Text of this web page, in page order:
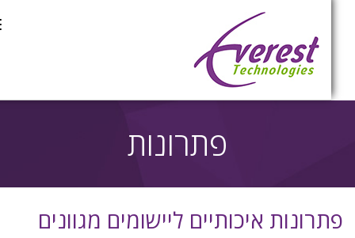
פתרונות
פתרונות איכותיים ליישומים מגוונים